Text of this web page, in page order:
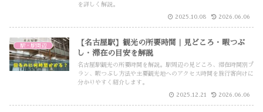
を詳しく解説。
2025.10.08 2026.06.06
駅・駅周辺
【名古屋駅】観光の所要時間｜見どころ・暇つぶ
し・滞在の目安を解説
名古屋駅観光の所要時間を解説。駅周辺の見どころ、滞在時間別プ
ラン、暇つぶし方法や主要観光地へのアクセス時間を旅行客向けに
分かりやすく紹介します。
2025.12.21 2026.06.06